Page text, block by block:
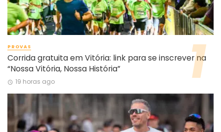
PROVAS
Corrida gratuita em Vitória: link para se inscrever na
“Nossa Vitória, Nossa História”
19 horas ago